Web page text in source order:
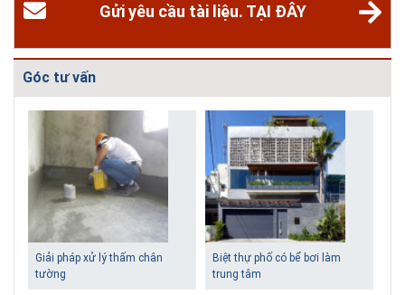
Gửi yêu cầu tài liệu. TẠI ĐÂY
Góc tư vấn
Giải pháp xử lý thấm chân
tường
Biệt thự phố có bể bơi làm
trung tâm